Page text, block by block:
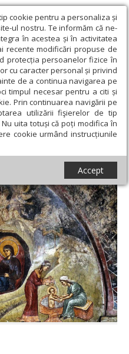
cookie pentru a personaliza și
ul nostru. Te informăm că ne-
în acestea și în activitatea
recente modificări propuse de
protecția persoanelor fizice în
cu caracter personal și privind
de a continua navigarea pe
timpul necesar pentru a citi și
Prin continuarea navigării pe
utilizării fişierelor de tip
uita totuși că poți modifica în
cookie urmând instrucțiunile
Accept
› Crăciunul - primenitorul și
și izbăvitorul firii